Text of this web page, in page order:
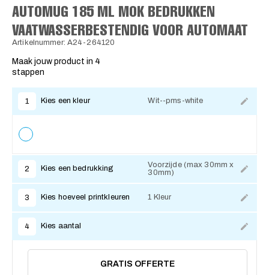
AUTOMUG 185 ML MOK BEDRUKKEN
VAATWASSERBESTENDIG VOOR AUTOMAAT
Artikelnummer: A24-264120
Maak jouw product in 4
stappen
1 Kies een kleur Wit--pms-white
2 Kies een bedrukking
Voorzijde (max 30mm x
30mm)
3 Kies hoeveel printkleuren 1 Kleur
4 Kies aantal
GRATIS OFFERTE